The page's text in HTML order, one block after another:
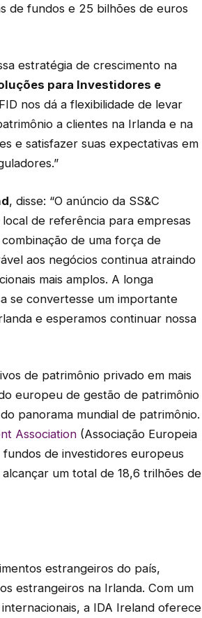
de fundos e 25 bilhões de euros
estratégia de crescimento na
para Investidores e
nos dá a flexibilidade de levar
a clientes na Irlanda e na
e satisfazer suas expectativas em
, disse: “O anúncio da SS&C
de referência para empresas
de uma força de
aos negócios continua atraindo
mais amplos. A longa
se convertesse um importante
e esperamos continuar nossa
de patrimônio privado em mais
europeu de gestão de patrimônio
panorama mundial de patrimônio.
Association(Associação Europeia
de investidores europeus
um total de 18,6 trilhões de
estrangeiros do país,
estrangeiros na Irlanda. Com um
a IDA Ireland oferece